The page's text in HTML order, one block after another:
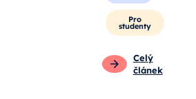
Pro
studenty
Celý
článek